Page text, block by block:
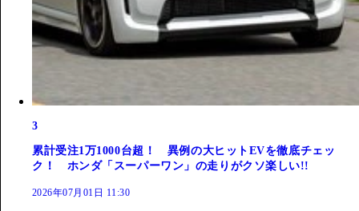
3
累計受注1万1000台超！ 異例の大ヒットEVを徹底チェッ
ク！ ホンダ「スーパーワン」の走りがクソ楽しい!!
2026年07月01日 11:30